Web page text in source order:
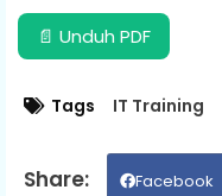
📄 Unduh PDF
Tags IT Training
Facebook